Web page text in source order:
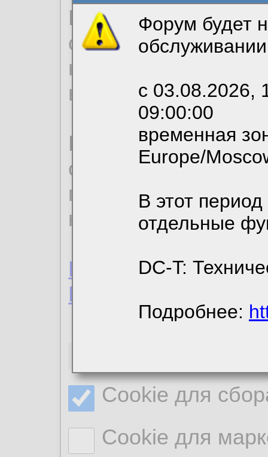
Форум будет
с 03.08.2026,
09:00:00
временная
Europe/
В этот
отдельные
DC-T:
Подробнее:
Продолжая
согласие на
необходимых для
вы можете
По
ознакомиться с
пользовательским
Пользовательское
Политика
Cookie для
Cookie для